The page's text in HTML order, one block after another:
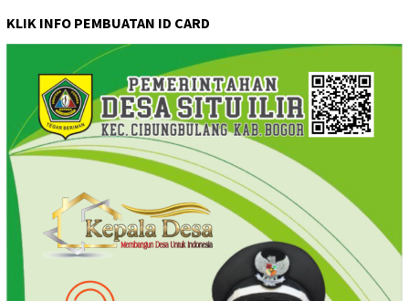
KLIK INFO PEMBUATAN ID CARD